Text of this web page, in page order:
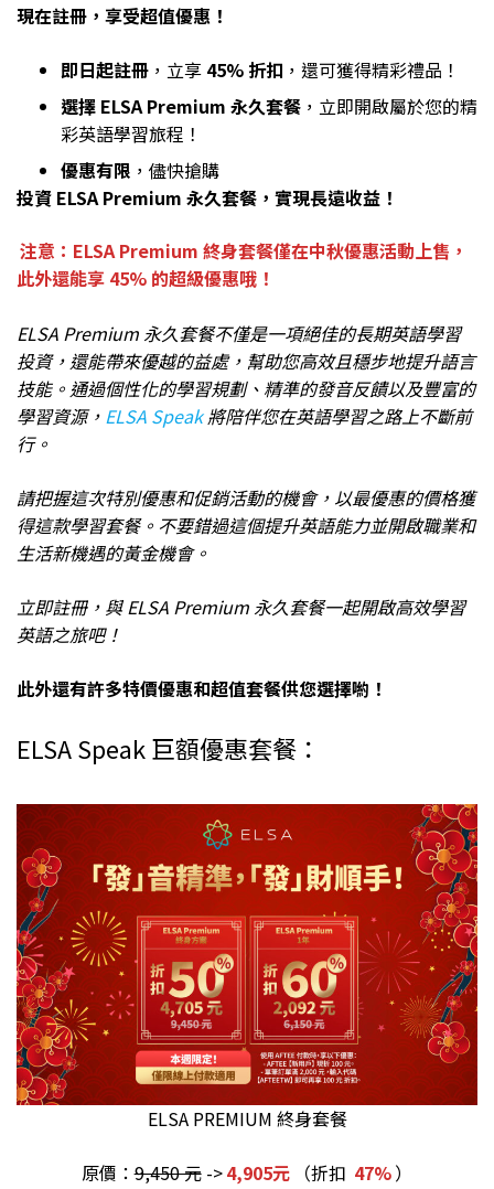
現在註冊，享受超值優惠！
即日起註冊 ，立享 45% 折扣 ，還可獲得精彩禮品！
選擇 ELSA Premium 永久套餐 ，立即開啟屬於您的精
彩英語學習旅程！
優惠有限 ，儘快搶購
投資 ELSA Premium 永久套餐，實現長遠收益！
注意：ELSA Premium 終身套餐僅在中秋優惠活動上售，
此外還能享 45% 的超級優惠哦！
ELSA Premium 永久套餐不僅是一項絕佳的長期英語學習
投資，還能帶來優越的益處，幫助您高效且穩步地提升語言
技能。通過個性化的學習規劃、精準的發音反饋以及豐富的
學習資源， ELSA Speak將陪伴您在英語學習之路上不斷前
行。
請把握這次特別優惠和促銷活動的機會，以最優惠的價格獲
得這款學習套餐。不要錯過這個提升英語能力並開啟職業和
生活新機遇的黃金機會。
立即註冊，與 ELSA Premium 永久套餐一起開啟高效學習
英語之旅吧！
此外還有許多特價優惠和超值套餐供您選擇喲！
ELSA Speak 巨額優惠套餐：
ELSA PREMIUM 終身套餐
原價：9,450 元->4,905元 （折扣 47%）